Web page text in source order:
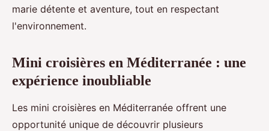
marie détente et aventure, tout en respectant
l'environnement.
Mini croisières en Méditerranée : une
expérience inoubliable
Les mini croisières en Méditerranée offrent une
opportunité unique de découvrir plusieurs